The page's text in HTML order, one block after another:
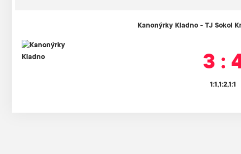
Kanonýrky Kladno - TJ Sokol
3 :
1:1,1:2,1:1